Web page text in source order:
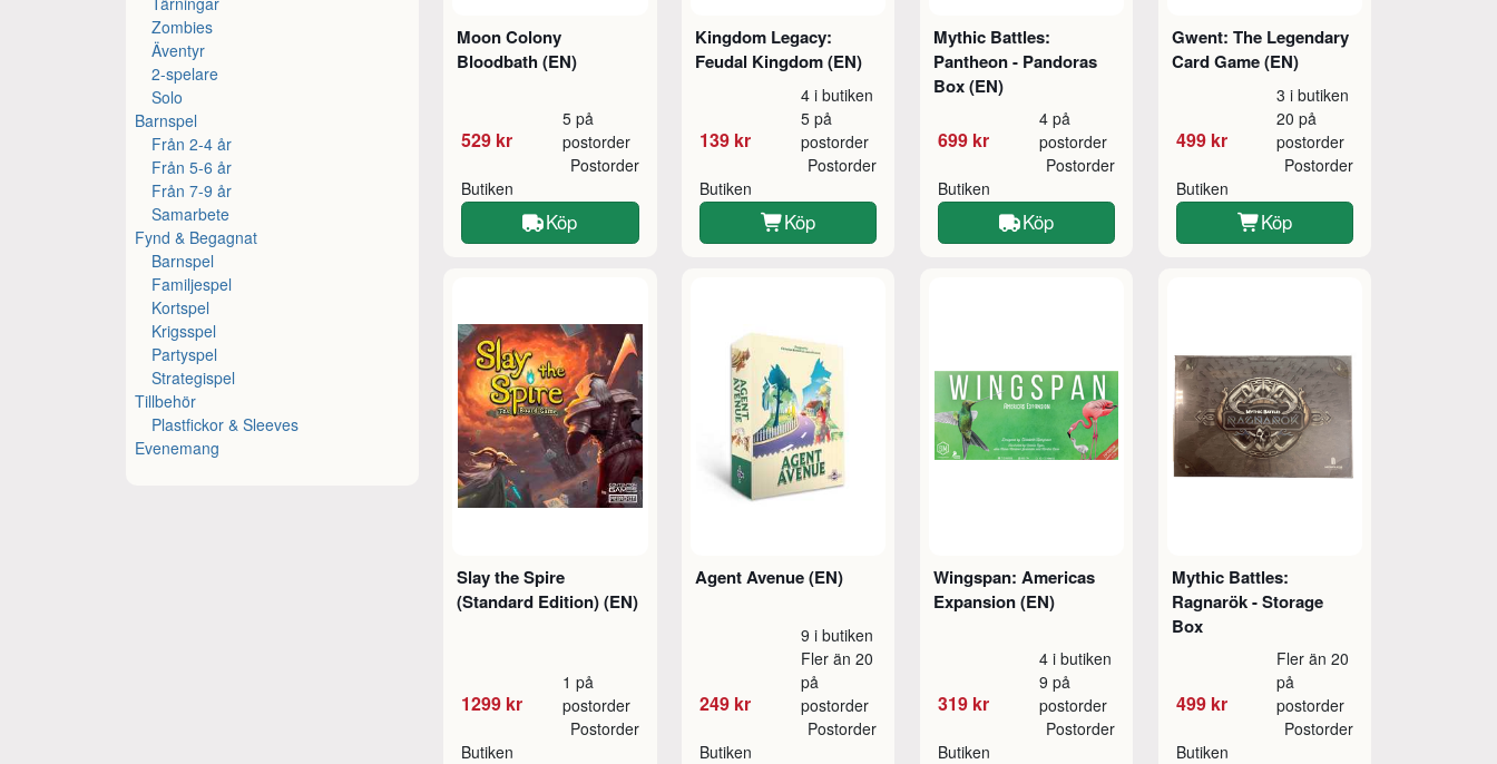
Zombies
Äventyr
2-spelare
Solo
Barnspel
Från 2-4 år
Från 5-6 år
Från 7-9 år
Samarbete
Fynd & Begagnat
Barnspel
Familjespel
Kortspel
Krigsspel
Partyspel
Strategispel
Tillbehör
Plastfickor & Sleeves
Evenemang
Moon Colony
Bloodbath (EN)
529 kr
5 på
postorder
Butiken
Postorder
Köp
Kingdom Legacy:
Feudal Kingdom (EN)
139 kr
4 i butiken
5 på
postorder
Butiken
Postorder
Köp
Mythic Battles:
Pantheon - Pandoras
Box (EN)
699 kr
4 på
postorder
Butiken
Postorder
Köp
Gwent: The Legendary
Card Game (EN)
499 kr
3 i butiken
20 på
postorder
Butiken
Postorder
Köp
Slay the Spire
(Standard Edition) (EN)
1299 kr
1 på
postorder
Butiken
Postorder
Agent Avenue (EN)
249 kr
9 i butiken
Fler än 20
på
postorder
Butiken
Postorder
Wingspan: Americas
Expansion (EN)
319 kr
4 i butiken
9 på
postorder
Butiken
Postorder
Mythic Battles:
Ragnarök - Storage
Box
499 kr
Fler än 20
på
postorder
Butiken
Postorder